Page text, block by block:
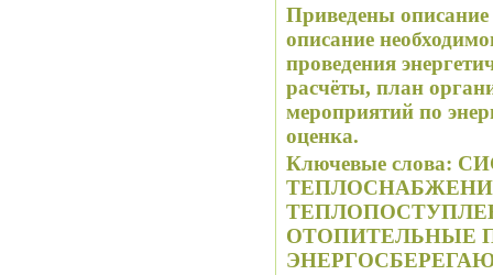
Приведены
описание
проведения
расчёты, план
мероприятий по
оценка.
Ключевые слова:
ОТОПИТЕЛЬНЫЕ